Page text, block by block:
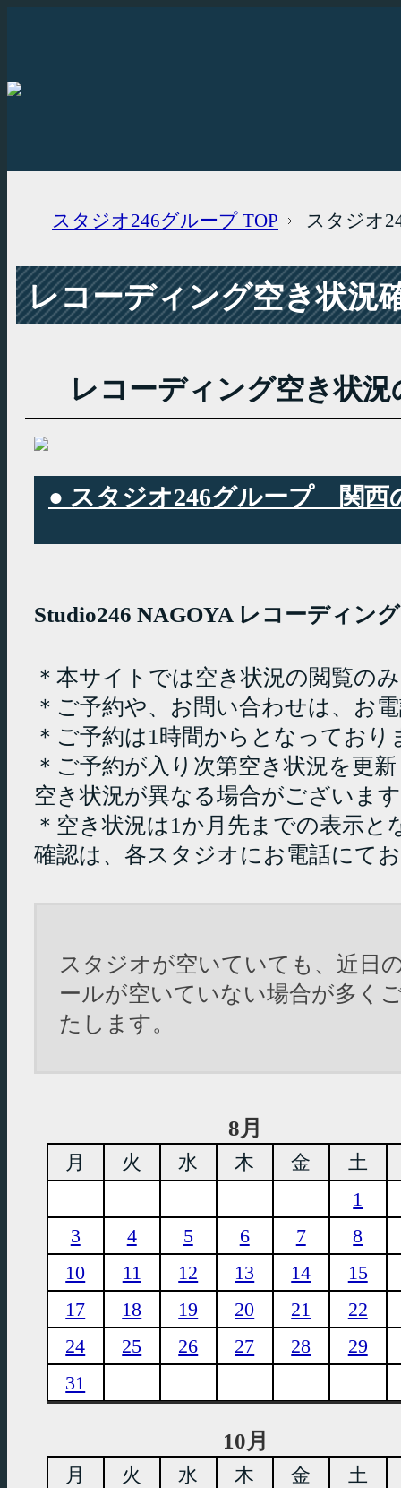
スタジオ246グループ TOP スタジオ
レコーディング空き状況
レコーディング空き状況
● スタジオ246グループ 関西
Studio246 NAGOYA レコーディン
＊本サイトでは空き状況の閲覧の
＊ご予約や、お問い合わせは、お
＊ご予約は1時間からとなっており
＊ご予約が入り次第空き状況を更
空き状況が異なる場合がございま
＊空き状況は1か月先までの表示
確認は、各スタジオにお電話にて
スタジオが空いていても、近日
ールが空いていない場合が多く
たします。
8月
月 火 水 木 金
土
1
3
4 5 6 7
8
10
11 12 13 14
15
17
18 19 20 21
22
24
25 26 27 28
29
31
10月
月 火 水 木 金
土